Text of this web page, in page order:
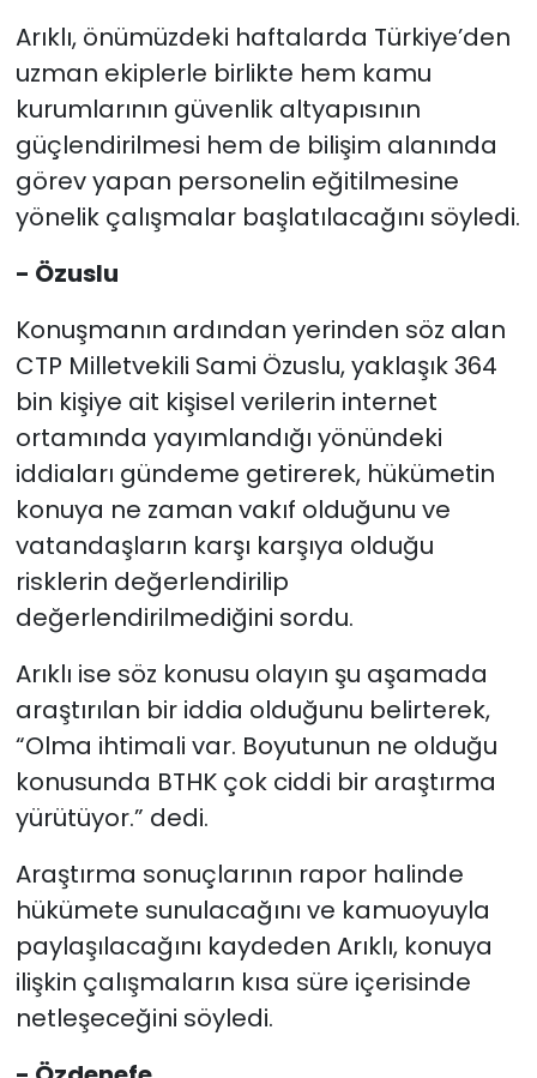
Arıklı, önümüzdeki haftalarda Türkiye’den
uzman ekiplerle birlikte hem kamu
kurumlarının güvenlik altyapısının
güçlendirilmesi hem de bilişim alanında
görev yapan personelin eğitilmesine
yönelik çalışmalar başlatılacağını söyledi.
- Özuslu
Konuşmanın ardından yerinden söz alan
CTP Milletvekili Sami Özuslu, yaklaşık 364
bin kişiye ait kişisel verilerin internet
ortamında yayımlandığı yönündeki
iddiaları gündeme getirerek, hükümetin
konuya ne zaman vakıf olduğunu ve
vatandaşların karşı karşıya olduğu
risklerin değerlendirilip
değerlendirilmediğini sordu.
Arıklı ise söz konusu olayın şu aşamada
araştırılan bir iddia olduğunu belirterek,
“Olma ihtimali var. Boyutunun ne olduğu
konusunda BTHK çok ciddi bir araştırma
yürütüyor.” dedi.
Araştırma sonuçlarının rapor halinde
hükümete sunulacağını ve kamuoyuyla
paylaşılacağını kaydeden Arıklı, konuya
ilişkin çalışmaların kısa süre içerisinde
netleşeceğini söyledi.